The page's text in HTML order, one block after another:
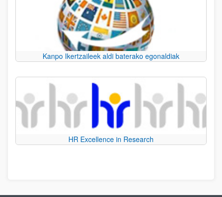
Kanpo Ikertzaileek aldi baterako egonaldiak
HR Excellence in Research